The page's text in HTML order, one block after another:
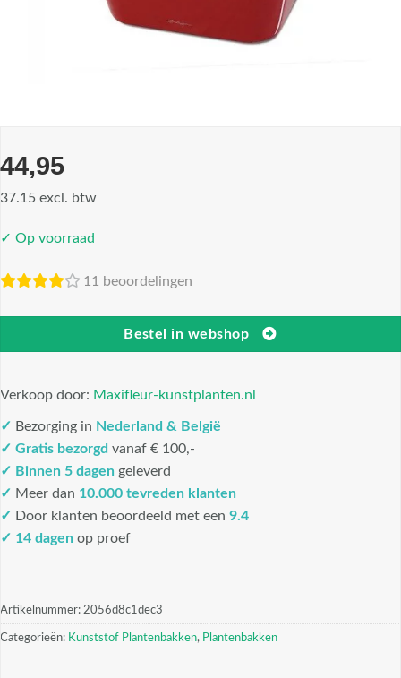
44,95
37.15 excl. btw
✓ Op voorraad
11 beoordelingen
Bestel in webshop
Verkoop door: Maxifleur-kunstplanten.nl
✓ Bezorging in Nederland & België
✓ Gratis bezorgd vanaf € 100,-
✓ Binnen 5 dagen geleverd
✓ Meer dan 10.000 tevreden klanten
✓ Door klanten beoordeeld met een 9.4
✓ 14 dagen op proef
Artikelnummer: 2056d8c1dec3
Categorieën: Kunststof Plantenbakken, Plantenbakken